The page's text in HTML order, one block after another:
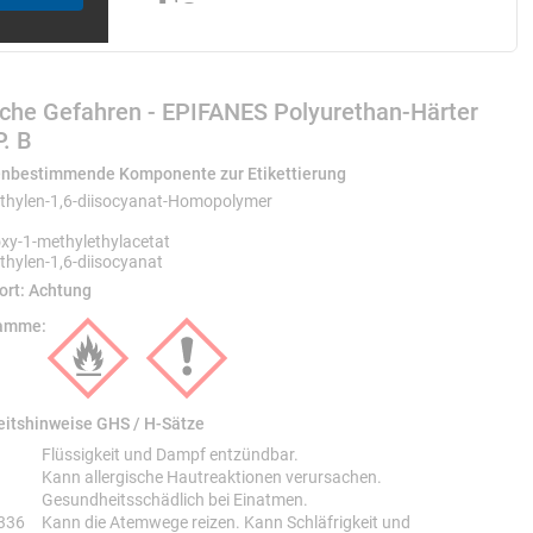
oder einer Rolle empfohlen. Nicht nass-in-nass
Verarbeitung vermeiden.
Gefahren - EPIFANES Polyurethan-Härter
B
Komponente zur Etikettierung
1,6-diisocyanat-Homopolymer
1-methylethylacetat
1,6-diisocyanat
Achtung
GHS / H-Sätze
GHS H-Sätze
Flüssigkeit und Dampf entzündbar.
Kann allergische Hautreaktionen verursachen.
Gesundheitsschädlich bei Einatmen.
Kann die Atemwege reizen. Kann Schläfrigkeit und